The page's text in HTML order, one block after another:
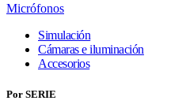
Micrófonos
Simulación
Cámaras e iluminación
Accesorios
Por SERIE